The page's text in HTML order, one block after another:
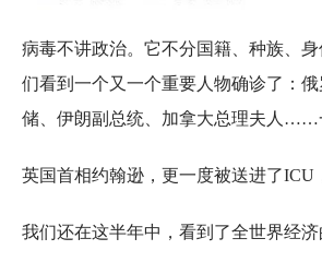
病毒不讲政治。它不分国籍、种族、
们看到一个又一个重要人物确诊了：
储、伊朗副总统、加拿大总理夫人……
英国首相约翰逊，更一度被送进了ICU
我们还在这半年中，看到了全世界经济